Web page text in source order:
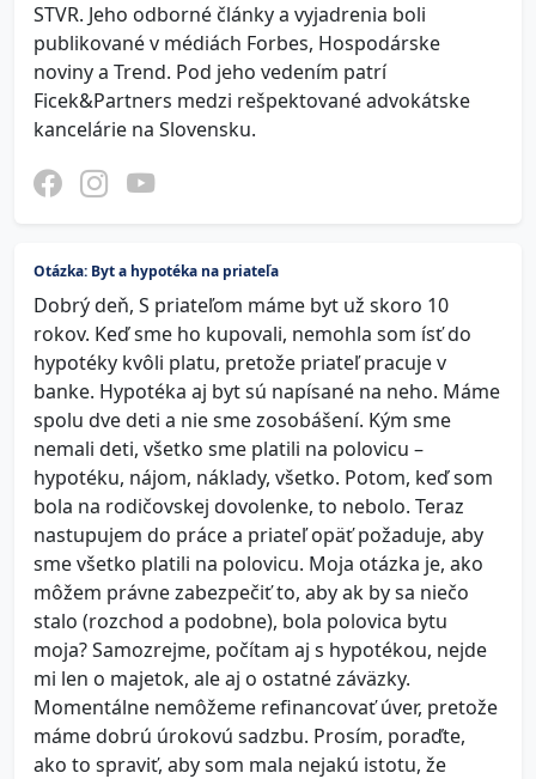
STVR. Jeho odborné články a vyjadrenia boli
publikované v médiách Forbes, Hospodárske
noviny a Trend. Pod jeho vedením patrí
Ficek&Partners medzi rešpektované advokátske
kancelárie na Slovensku.
Otázka: Byt a hypotéka na priateľa
Dobrý deň, S priateľom máme byt už skoro 10
rokov. Keď sme ho kupovali, nemohla som ísť do
hypotéky kvôli platu, pretože priateľ pracuje v
banke. Hypotéka aj byt sú napísané na neho. Máme
spolu dve deti a nie sme zosobášení. Kým sme
nemali deti, všetko sme platili na polovicu –
hypotéku, nájom, náklady, všetko. Potom, keď som
bola na rodičovskej dovolenke, to nebolo. Teraz
nastupujem do práce a priateľ opäť požaduje, aby
sme všetko platili na polovicu. Moja otázka je, ako
môžem právne zabezpečiť to, aby ak by sa niečo
stalo (rozchod a podobne), bola polovica bytu
moja? Samozrejme, počítam aj s hypotékou, nejde
mi len o majetok, ale aj o ostatné záväzky.
Momentálne nemôžeme refinancovať úver, pretože
máme dobrú úrokovú sadzbu. Prosím, poraďte,
ako to spraviť, aby som mala nejakú istotu, že